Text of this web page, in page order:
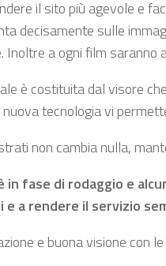
il sito più agevole e
decisamente sulle
Inoltre a ogni film
è costituita dal visore
nuova tecnologia vi
non cambia nulla,
in fase di rodaggio e
e a rendere il servizio
e buona visione con